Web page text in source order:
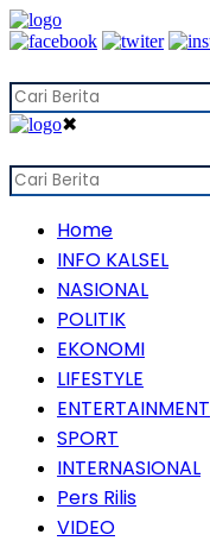
✖
Home
INFO KALSEL
NASIONAL
POLITIK
EKONOMI
LIFESTYLE
ENTERTAINMENT
SPORT
INTERNASIONAL
Pers Rilis
VIDEO